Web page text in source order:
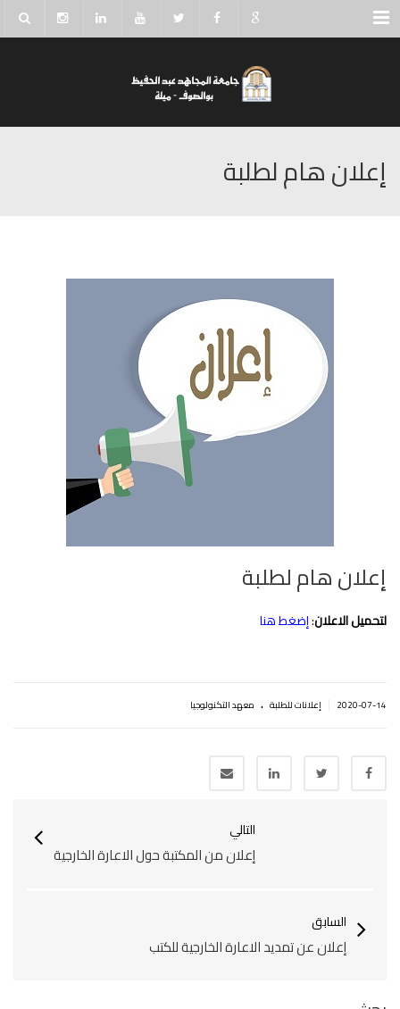
Menu
إعلان هام لطلبة
إعلان هام لطلبة
لتحميل الاعلان:إضغط هنا
2020-07-14 إعلانات للطلبة . معهد التكنولوجيا
التالي
إعلان من المكتبة حول الاعارة الخارجية
السابق
إعلان عن تمديد الاعارة الخارجية للكتب‎